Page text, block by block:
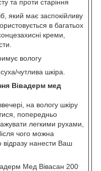
та проти старіння
який має заспокійливу
в багатьох
креми,
вологу
чутлива шкіра.
Вівадерм мед
на вологу шкіру
попередньо
легкими рухами,
чого можна
нанести Ваш
Мед Вівасан 200